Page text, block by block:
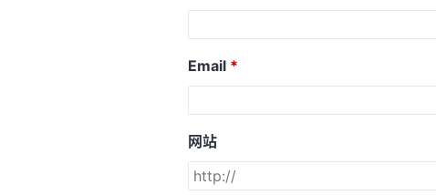
Email
网站